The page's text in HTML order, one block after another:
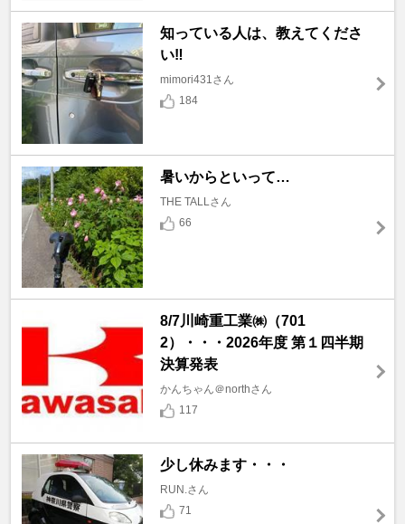
知っている人は、教えてくださ
い‼️
mimori431さん
184
暑いからといって…
THE TALLさん
66
8/7川崎重工業㈱（701
2）・・・2026年度 第１四半期
決算発表
かんちゃん＠northさん
117
少し休みます・・・
RUN.さん
71